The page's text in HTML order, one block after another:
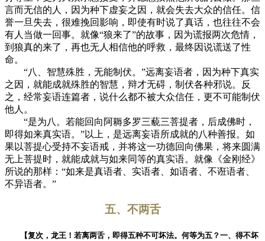
言而无信的人，因为种下虚妄之因，就会失去大众的信任。信
誉一旦失去，很难挽回影响，即使有时说了真话，也往往不会
有人当做一回事。就像“狼来了”的故事，因为谎报两次危情，
到狼真的来了，再也无人相信他的呼救，最终因说谎送了性
命。
“八、智慧殊胜，无能制伏。”远离妄语者，因为种下真实
之因，就能成就殊胜的智慧，辩才无碍，制伏各种邪说。反
之，经常妄语连篇者，说什么都不被大众信任，更不可能制伏
他人。
“是为八。若能回向阿耨多罗三藐三菩提者，后成佛时，
即得如来真实语。”以上，是远离妄语所成就的八种善报。如
果以菩提心受持不妄语戒，并将这一功德回向佛果，将来圆满
无上菩提时，就能成就与如来同等的真实语。就像《金刚经》
所说的那样：“如来是真语者、实语者、如语者、不诳语者、
不异语者。”
五、不两舌
【复次，龙王！若离两舌，即得五种不可坏法。何等为五？一、得不坏